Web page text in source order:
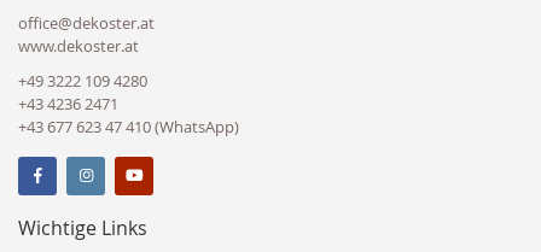
office@dekoster.at
www.dekoster.at
+49 3222 109 4280
+43 4236 2471
+43 677 623 47 410 (WhatsApp)
Wichtige Links